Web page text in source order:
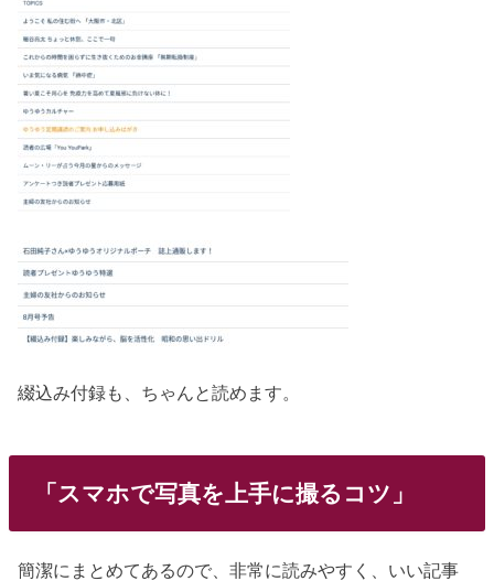
綴込み付録も、ちゃんと読めます。
「スマホで写真を上手に撮るコツ」
簡潔にまとめてあるので、非常に読みやすく、いい記事